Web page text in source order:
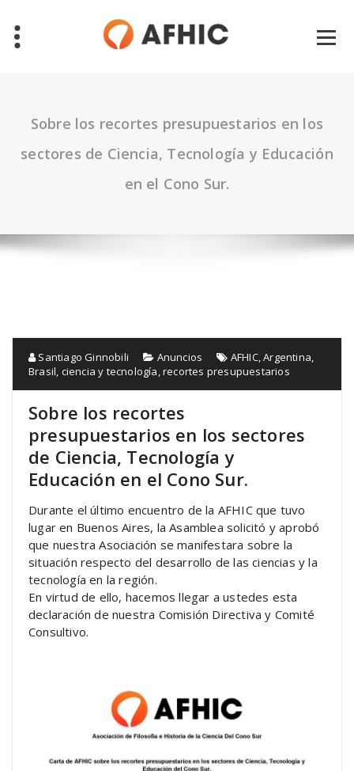
contenido
Sobre los recortes presupuestarios en los
sectores de Ciencia, Tecnología y Educación
en el Cono Sur.
Santiago Ginnobili Anuncios AFHIC,Argentina
Brasil ciencia y tecnología ,recortes presupuestarios
Sobre los recortes
presupuestarios en los sectores
de Ciencia, Tecnología y
Educación en el Cono Sur.
Durante el último encuentro de la AFHIC que tuvo
lugar en Buenos Aires, la Asamblea solicitó y aprobó
que nuestra Asociación se manifestara sobre la
situación respecto del desarrollo de las ciencias y la
tecnología en la región.
En virtud de ello, hacemos llegar a ustedes esta
declaración de nuestra Comisión Directiva y Comité
Consultivo.